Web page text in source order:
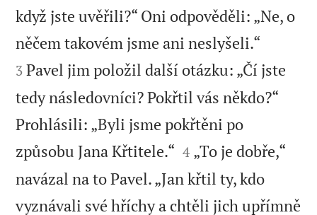
když jste uvěřili?“ Oni odpověděli: „Ne, o
něčem takovém jsme ani neslyšeli.“
3 Pavel jim položil další otázku: „Čí jste
tedy následovníci? Pokřtil vás někdo?“
Prohlásili: „Byli jsme pokřtěni po
způsobu Jana Křtitele.“ 

4 „To je dobře,“
navázal na to Pavel. „Jan křtil ty, kdo
vyznávali své hříchy a chtěli jich upřímně